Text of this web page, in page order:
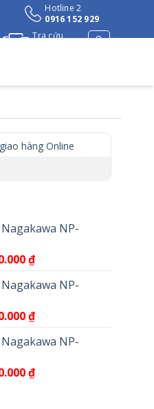
Hotline 2
0916 152 929
Tra cứu
hàng Online
NP-
₫Giá
tại
17.100.000 ₫.
NP-
₫Giá
tại
26.950.000 ₫.
NP-
₫Giá